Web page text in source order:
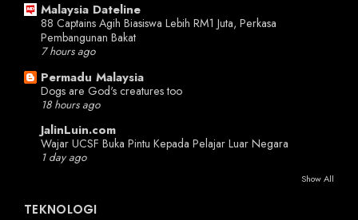
Malaysia Dateline
88 Captains Agih Biasiswa Lebih RM1 Juta, Perkasa
Pembangunan Bakat
7 hours ago
Permadu Malaysia
Dogs are God's creatures too
18 hours ago
JalinLuin.com
Wajar UCSF Buka Pintu Kepada Pelajar Luar Negara
1 day ago
Show All
TEKNOLOGI